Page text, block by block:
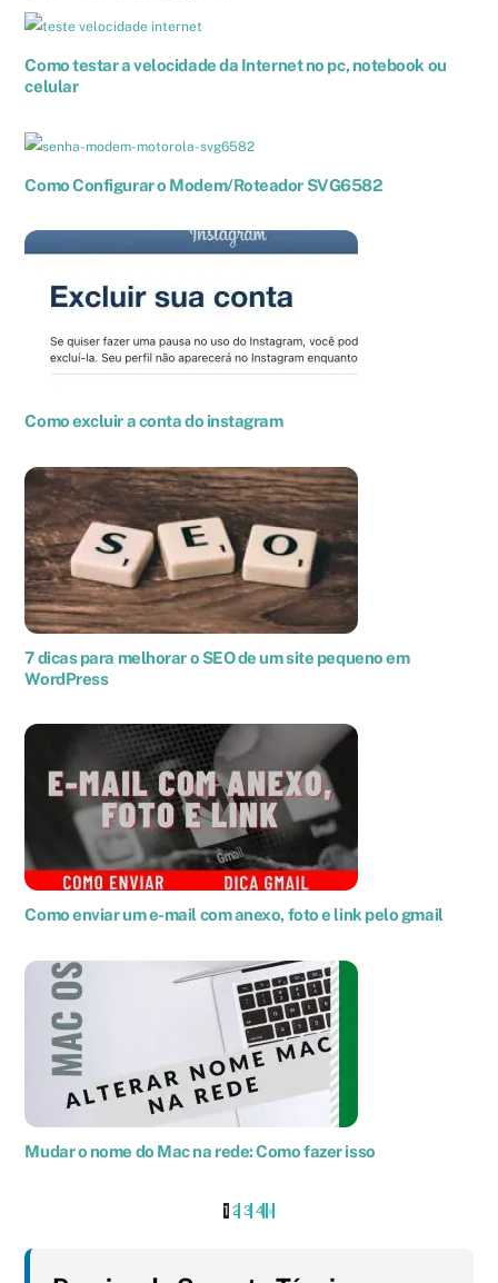
Como testar a velocidade da Internet no pc, notebook ou
celular
Como Configurar o Modem/Roteador SVG6582
Como excluir a conta do instagram
7 dicas para melhorar o SEO de um site pequeno em
WordPress
Como enviar um e-mail com anexo, foto e link pelo gmail
Mudar o nome do Mac na rede: Como fazer isso
1 2 3 4›»